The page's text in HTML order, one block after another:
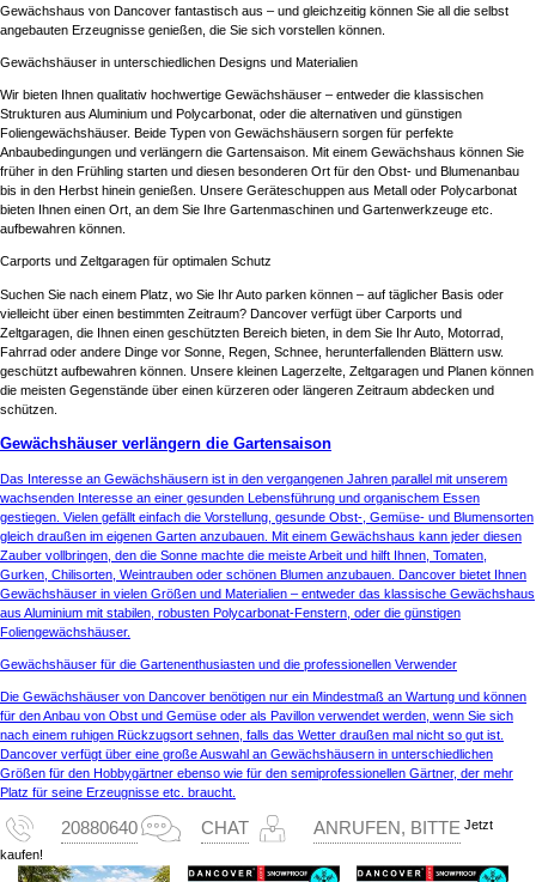
Gewächshaus von Dancover fantastisch aus – und gleichzeitig können Sie all die selbst
angebauten Erzeugnisse genießen, die Sie sich vorstellen können.
Gewächshäuser in unterschiedlichen Designs und Materialien
Wir bieten Ihnen qualitativ hochwertige Gewächshäuser – entweder die klassischen
Strukturen aus Aluminium und Polycarbonat, oder die alternativen und günstigen
Foliengewächshäuser. Beide Typen von Gewächshäusern sorgen für perfekte
Anbaubedingungen und verlängern die Gartensaison. Mit einem Gewächshaus können Sie
früher in den Frühling starten und diesen besonderen Ort für den Obst- und Blumenanbau
bis in den Herbst hinein genießen. Unsere Geräteschuppen aus Metall oder Polycarbonat
bieten Ihnen einen Ort, an dem Sie Ihre Gartenmaschinen und Gartenwerkzeuge etc.
aufbewahren können.
Carports und Zeltgaragen für optimalen Schutz
Suchen Sie nach einem Platz, wo Sie Ihr Auto parken können – auf täglicher Basis oder
vielleicht über einen bestimmten Zeitraum? Dancover verfügt über Carports und
Zeltgaragen, die Ihnen einen geschützten Bereich bieten, in dem Sie Ihr Auto, Motorrad,
Fahrrad oder andere Dinge vor Sonne, Regen, Schnee, herunterfallenden Blättern usw.
geschützt aufbewahren können. Unsere kleinen Lagerzelte, Zeltgaragen und Planen können
die meisten Gegenstände über einen kürzeren oder längeren Zeitraum abdecken und
schützen.
Gewächshäuser verlängern die Gartensaison
Das Interesse an Gewächshäusern ist in den vergangenen Jahren parallel mit unserem
wachsenden Interesse an einer gesunden Lebensführung und organischem Essen
gestiegen. Vielen gefällt einfach die Vorstellung, gesunde Obst-, Gemüse- und Blumensorten
gleich draußen im eigenen Garten anzubauen. Mit einem Gewächshaus kann jeder diesen
Zauber vollbringen, den die Sonne machte die meiste Arbeit und hilft Ihnen, Tomaten,
Gurken, Chilisorten, Weintrauben oder schönen Blumen anzubauen. Dancover bietet Ihnen
Gewächshäuser in vielen Größen und Materialien – entweder das klassische Gewächshaus
aus Aluminium mit stabilen, robusten Polycarbonat-Fenstern, oder die günstigen
Foliengewächshäuser.
Gewächshäuser für die Gartenenthusiasten und die professionellen Verwender
Die Gewächshäuser von Dancover benötigen nur ein Mindestmaß an Wartung und können
für den Anbau von Obst und Gemüse oder als Pavillon verwendet werden, wenn Sie sich
nach einem ruhigen Rückzugsort sehnen, falls das Wetter draußen mal nicht so gut ist.
Dancover verfügt über eine große Auswahl an Gewächshäusern in unterschiedlichen
Größen für den Hobbygärtner ebenso wie für den semiprofessionellen Gärtner, der mehr
Platz für seine Erzeugnisse etc. braucht.
20880640 CHAT ANRUFEN, BITTE Jetzt
kaufen!